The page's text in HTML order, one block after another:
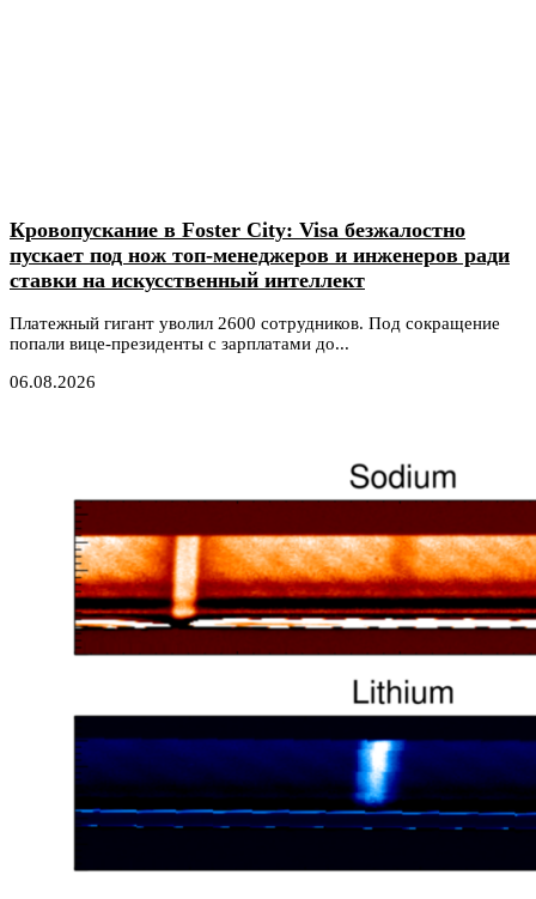
Кровопускание в Foster City: Visa безжалостно
пускает под нож топ-менеджеров и инженеров ради
ставки на искусственный интеллект
Платежный гигант уволил 2600 сотрудников. Под сокращение
попали вице-президенты с зарплатами до...
06.08.2026